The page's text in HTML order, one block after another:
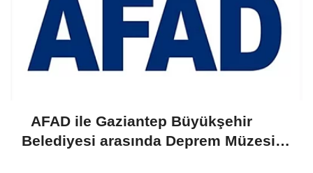
AFAD ile Gaziantep Büyükşehir
Belediyesi arasında Deprem Müzesi